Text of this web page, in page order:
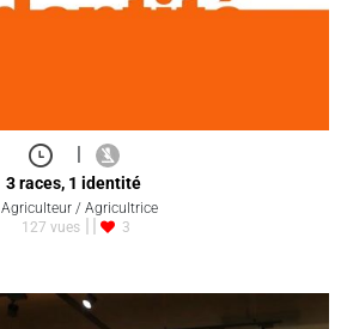
3 races, 1 identité
Agriculteur / Agricultrice
127 vues
3